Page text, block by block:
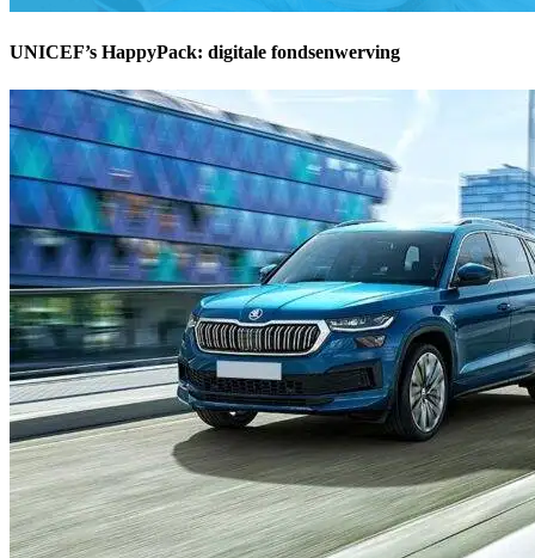
UNICEF’s HappyPack: digitale fondsenwerving